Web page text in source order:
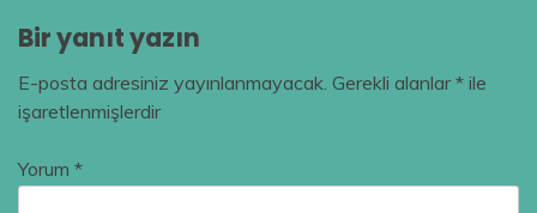
Bir yanıt yazın
E-posta adresiniz yayınlanmayacak. Gerekli alanlar* ile
işaretlenmişlerdir
Yorum *